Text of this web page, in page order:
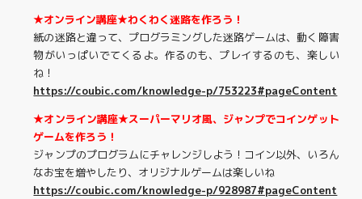
★オンライン講座★わくわく迷路を作ろう！
紙の迷路と違って、プログラミングした迷路ゲームは、動く障害
物がいっぱいでてくるよ。作るのも、プレイするのも、楽しい
ね！
https://coubic.com/knowledge-p/753223#pageContent
★オンライン講座★スーパーマリオ風、ジャンプでコインゲット
ゲームを作ろう！
ジャンプのプログラムにチャレンジしよう！コイン以外、いろん
なお宝を増やしたり、オリジナルゲームは楽しいね
https://coubic.com/knowledge-p/928987#pageContent